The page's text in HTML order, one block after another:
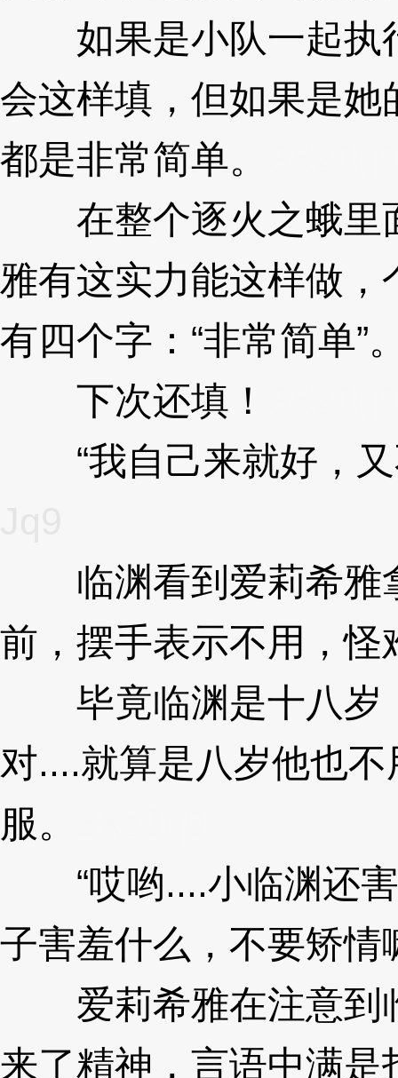
如果是小队一起执
会这样填，但如果是
都是非常简单。
在整个逐火之蛾里
雅有这实力能这样做
有四个字：“非常简单”
下次还填！
“我自己来就好，又
临渊看到爱莉希雅
前，摆手表示不用，怪
毕竟临渊是十八岁
对....就算是八岁他也
服。
“哎哟....小临渊还害
子害羞什么，不要矫情
爱莉希雅在注意到
来了精神，言语中满是